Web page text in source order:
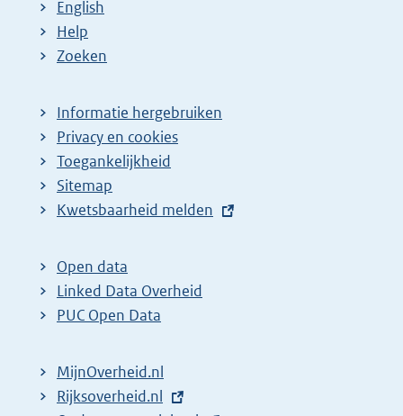
English
Help
Zoeken
Informatie hergebruiken
Privacy en cookies
Toegankelijkheid
Sitemap
E
t
e
r
l
i
Kwetsbaarheid melden
Open data
Linked Data Overheid
PUC Open Data
MijnOverheid.nl
E
Rijksoverheid.nl